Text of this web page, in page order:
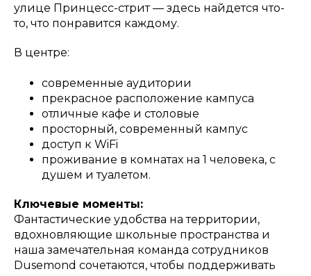
улице Принцесс-стрит — здесь найдется что-
то, что понравится каждому.
В центре:
современные аудитории
прекрасное расположение кампуса
отличные кафе и столовые
просторный, современный кампус
доступ к WiFi
проживание в комнатах на 1 человека, с
душем и туалетом.
Ключевые моменты:
Фантастические удобства на территории,
вдохновляющие школьные пространства и
наша замечательная команда сотрудников
Dusemond сочетаются, чтобы поддерживать